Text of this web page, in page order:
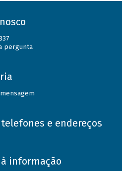
pergunta
e endereços
à informação